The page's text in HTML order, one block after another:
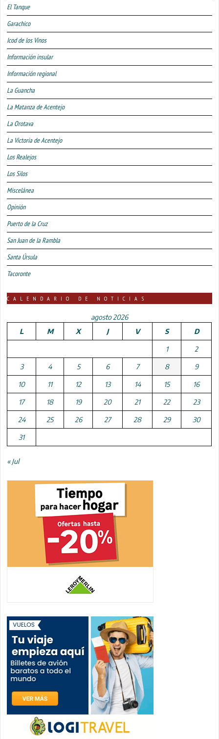
El Tanque
Garachico
Icod de los Vinos
Información insular
Información regional
La Guancha
La Matanza de Acentejo
La Orotava
La Victoria de Acentejo
Los Realejos
Los Silos
Miscelánea
Opinión
Puerto de la Cruz
San Juan de la Rambla
Santa Úrsula
Tacoronte
CALENDARIO DE NOTICIAS
agosto 2026
L
M X J V S D
1 2
3 4 5 6 7 8 9
10 11 12 13 14 15 16
17 18 19 20 21 22 23
24 25 26 27 28 29 30
31
« Jul